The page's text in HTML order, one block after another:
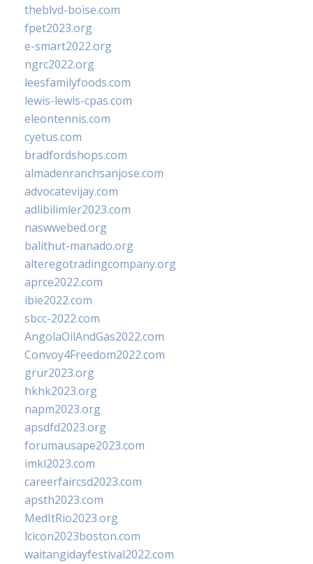
theblvd-boise.com
fpet2023.org
e-smart2022.org
ngrc2022.org
leesfamilyfoods.com
lewis-lewis-cpas.com
eleontennis.com
cyetus.com
bradfordshops.com
almadenranchsanjose.com
advocatevijay.com
adlibilimler2023.com
naswwebed.org
balithut-manado.org
alteregotradingcompany.org
aprce2022.com
ibie2022.com
sbcc-2022.com
AngolaOilAndGas2022.com
Convoy4Freedom2022.com
grur2023.org
hkhk2023.org
napm2023.org
apsdfd2023.org
forumausape2023.com
imkl2023.com
careerfaircsd2023.com
apsth2023.com
MedItRio2023.org
lcicon2023boston.com
waitangidayfestival2022.com